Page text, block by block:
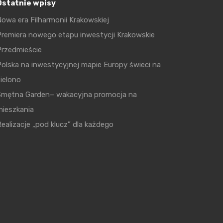
wpisy
era Filharmonii Krakowskiej
nowego etapu inwestycji Krakowskie
na inwestycyjnej mapie Europy świeci na
Garden– wakacyjna promocja na
„pod klucz” dla każdego